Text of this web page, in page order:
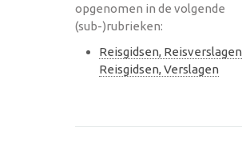
opgenomen in de volgende
(sub-)rubrieken:
Reisgidsen, Reisverslagen
Reisgidsen, Verslagen